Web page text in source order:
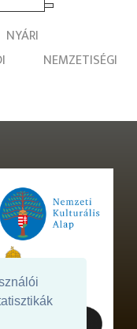
NYÁRI
NEMZETISÉGI